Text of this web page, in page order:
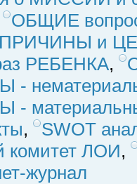
ОБЩИЕ
ПРИЧИНЫ и
РЕБЕНКА,
,
SWOT
комитет ЛОИ,
журнал